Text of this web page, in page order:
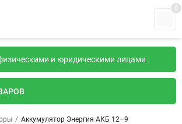
0
и юридическими лицами
/ Аккумулятор Энергия АКБ 12–9